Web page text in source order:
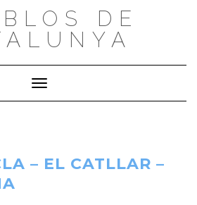
DE
Cambiar modo de navegación
– EL CATLLAR –